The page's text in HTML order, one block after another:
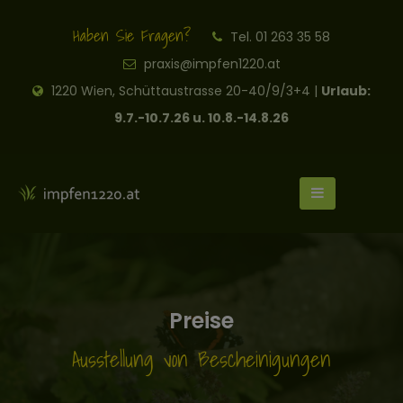
Haben Sie Fragen?
Tel. 01 263 35 58
praxis@impfen1220.at
1220 Wien, Schüttaustrasse 20-40/9/3+4 | Urlaub:
9.7.-10.7.26 u. 10.8.-14.8.26
Preise
Ausstellung von Bescheinigungen